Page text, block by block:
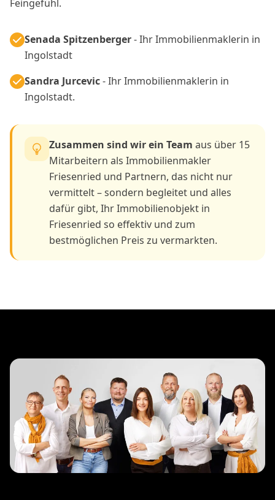
Feingefühl.
Senada Spitzenberger- Ihr Immobilienmaklerin in
Ingolstadt
Sandra Jurcevic- Ihr Immobilienmaklerin in
Ingolstadt.
Zusammen sind wir ein Team aus über 15
Mitarbeitern als Immobilienmakler
Friesenried und Partnern, das nicht nur
vermittelt – sondern begleitet und alles
dafür gibt, Ihr Immobilienobjekt in
Friesenried so effektiv und zum
bestmöglichen Preis zu vermarkten.